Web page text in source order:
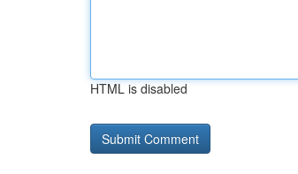
HTML is disabled